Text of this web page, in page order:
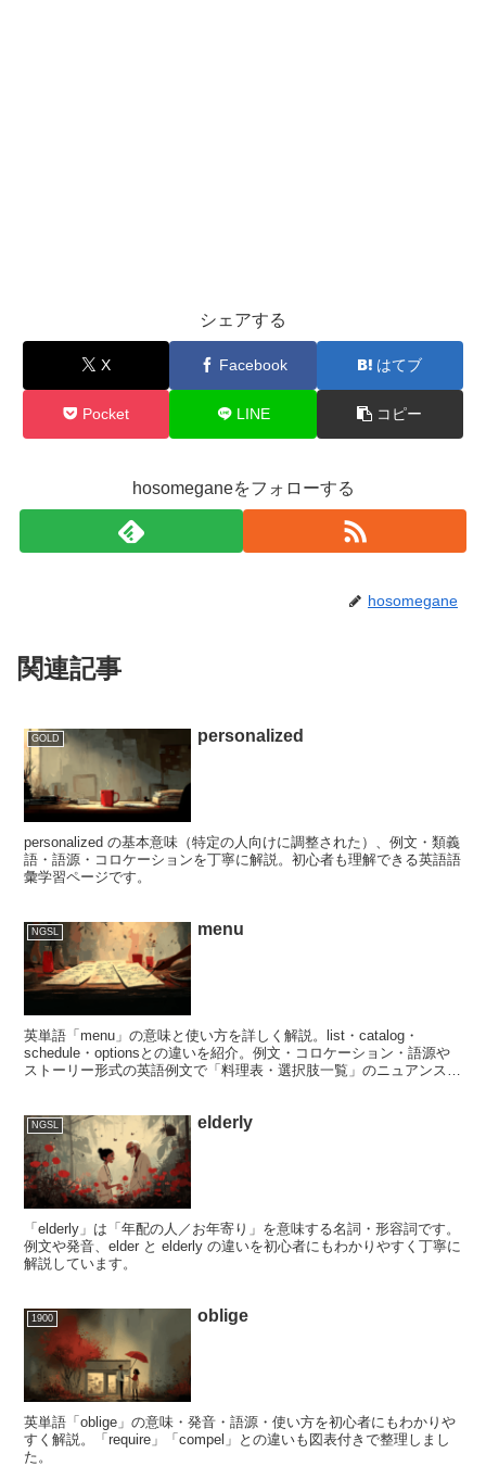
シェアする
X Facebook はてブ
Pocket LINE コピー
hosomeganeをフォローする
hosomegane
関連記事
GOLD personalized
personalized の基本意味（特定の人向けに調整された）、例文・類義
語・語源・コロケーションを丁寧に解説。初心者も理解できる英語語
彙学習ページです。
NGSL menu
英単語「menu」の意味と使い方を詳しく解説。list・catalog・
schedule・optionsとの違いを紹介。例文・コロケーション・語源や
ストーリー形式の英語例文で「料理表・選択肢一覧」のニュアンスを
NGSL elderly
「elderly」は「年配の人／お年寄り」を意味する名詞・形容詞です。
例文や発音、elder と elderly の違いを初心者にもわかりやすく丁寧に
解説しています。
1900 oblige
英単語「oblige」の意味・発音・語源・使い方を初心者にもわかりや
すく解説。「require」「compel」との違いも図表付きで整理しまし
た。